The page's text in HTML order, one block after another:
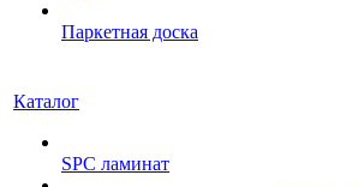
Паркетная доска
Каталог
SPC ламинат